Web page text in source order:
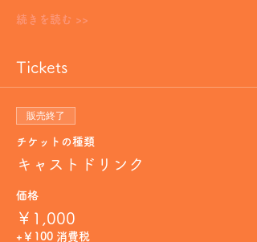
続きを読む >>
Tickets
販売終了
チケットの種類
キャストドリンク
価格
￥1,000
+￥100 消費税